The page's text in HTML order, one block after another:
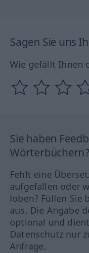
Sagen Sie uns
Wie gefällt Ihnen
Sie haben
Wörterbüchern?
Fehlt eine
aufgefallen oder
loben? Füllen Sie
aus. Die Angabe
optional und
Datenschutz nur
Anfrage.